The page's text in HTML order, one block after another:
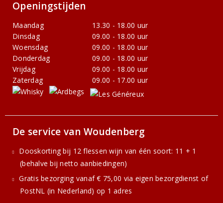
Openingstijden
Maandag
13.30 - 18.00 uur
Dinsdag
09.00 - 18.00 uur
Woensdag
09.00 - 18.00 uur
Donderdag
09.00 - 18.00 uur
Vrijdag
09.00 - 18.00 uur
Zaterdag
09.00 - 17.00 uur
De service van Woudenberg
Dooskorting bij 12 flessen wijn van één soort: 11 + 1
(behalve bij netto aanbiedingen)
Gratis bezorging vanaf € 75,00 via eigen bezorgdienst of
PostNL (in Nederland) op 1 adres